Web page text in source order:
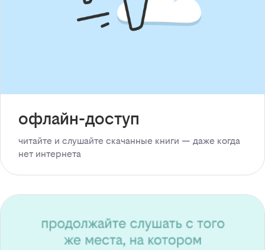
офлайн-доступ
читайте и слушайте скачанные книги — даже когда
нет интернета